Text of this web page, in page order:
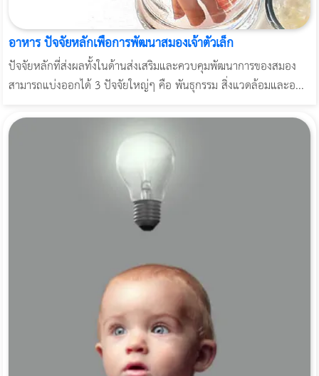
อาหาร ปัจจัยหลักเพื่อการพัฒนาสมองเจ้าตัวเล็ก
ปัจจัยหลักที่ส่งผลทั้งในด้านส่งเสริมและควบคุมพัฒนาการของสมอง
สามารถแบ่งออกได้ 3 ปัจจัยใหญ่ๆ คือ พันธุกรรม สิ่งแวดล้อมและอ...